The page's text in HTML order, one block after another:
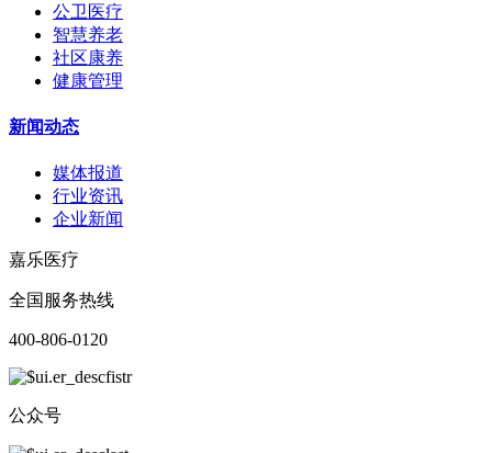
公卫医疗
智慧养老
社区康养
健康管理
新闻动态
媒体报道
行业资讯
企业新闻
嘉乐医疗
全国服务热线
400-806-0120
公众号